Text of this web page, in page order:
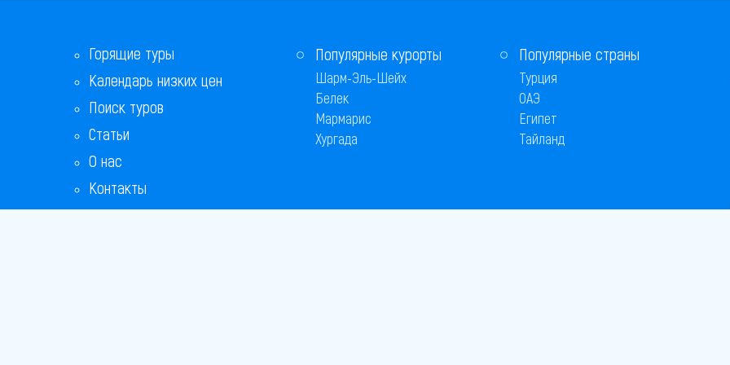
Горящие туры
Календарь низких цен
Поиск туров
Статьи
О нас
Контакты
Популярные курорты
Шарм-Эль-Шейх
Белек
Мармарис
Хургада
Популярные страны
Турция
ОАЭ
Египет
Тайланд